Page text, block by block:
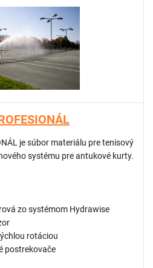
je súbor materiálu pre tenisový
systému pre antukové kurty.
zo systémom Hydrawise
rotáciou
postrekovače